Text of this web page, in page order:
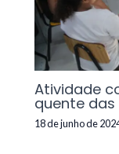
Atividade
quente
18 de junho de